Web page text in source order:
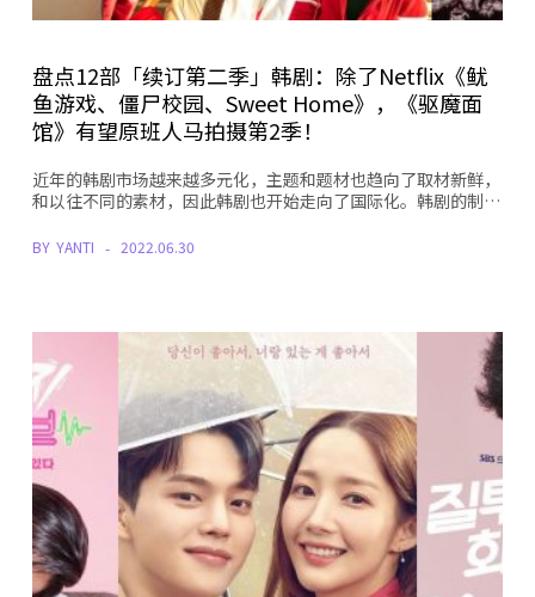
盘点12部「续订第二季」韩剧：除了Netflix《鱿
鱼游戏、僵尸校园、Sweet Home》，《驱魔面
馆》有望原班人马拍摄第2季！
近年的韩剧市场越来越多元化，主题和题材也趋向了取材新鲜，
和以往不同的素材，因此韩剧也开始走向了国际化。韩剧的制…
BY YANTI 2022.06.30